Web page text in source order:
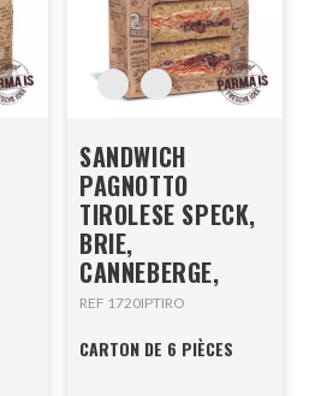
SANDWICH
PAGNOTTO
TIROLESE SPECK,
BRIE,
CANNEBERGE,
REF 1720IPTIRO
CARTON DE 6 PIÈCES